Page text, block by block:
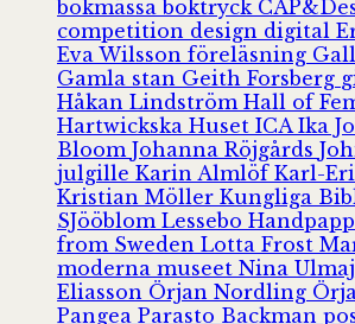
bokmässaboktryck
competition design digital
Eva Wilsson föreläsning
Gamla stan Geith Forsberg
Håkan Lindström Hall of
Hartwickska Huset ICA Ika
Bloom Johanna Röjgårds
julgille Karin Almlöf Karl-
Kristian Möller Kungliga
SJööblom Lessebo
from Sweden Lotta Frost
moderna museet Nina
Eliasson Örjan Nordling
Pangea Parasto Backman